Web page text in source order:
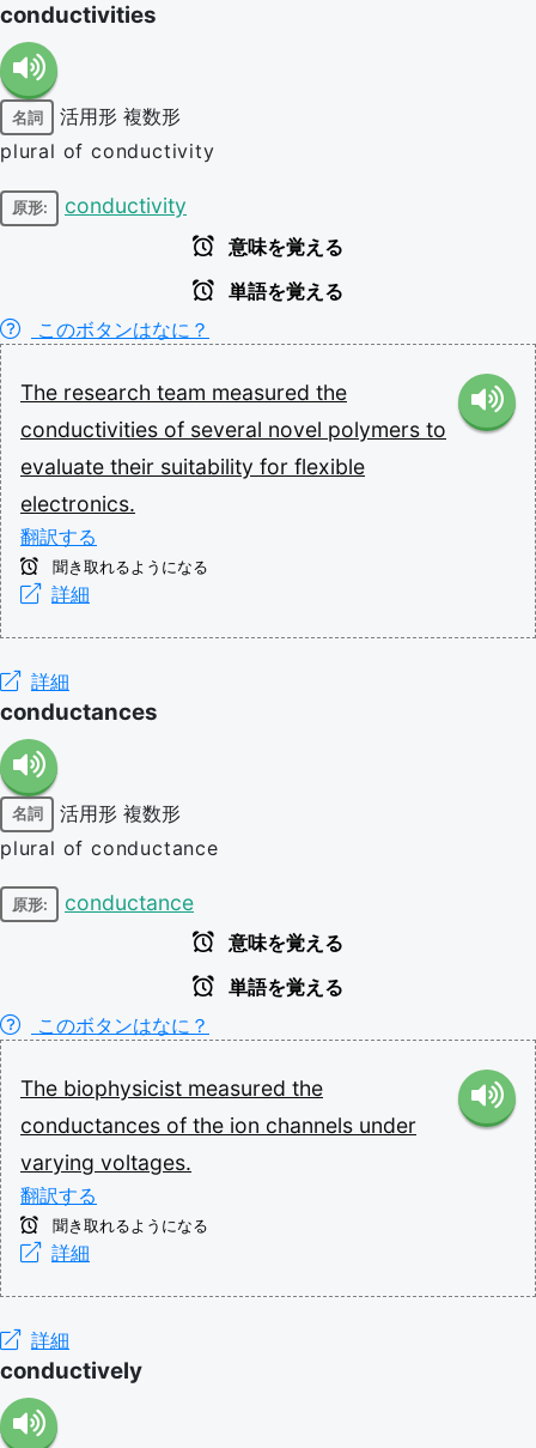
conductivities
名詞 活用形 複数形
plural of conductivity
原形: conductivity
意味を覚える
単語を覚える
このボタンはなに？
The research team measured the
conductivities of several novel polymers to
evaluate their suitability for flexible
electronics.
翻訳する
聞き取れるようになる
詳細
詳細
conductances
名詞 活用形 複数形
plural of conductance
原形: conductance
意味を覚える
単語を覚える
このボタンはなに？
The biophysicist measured the
conductances of the ion channels under
varying voltages.
翻訳する
聞き取れるようになる
詳細
詳細
conductively